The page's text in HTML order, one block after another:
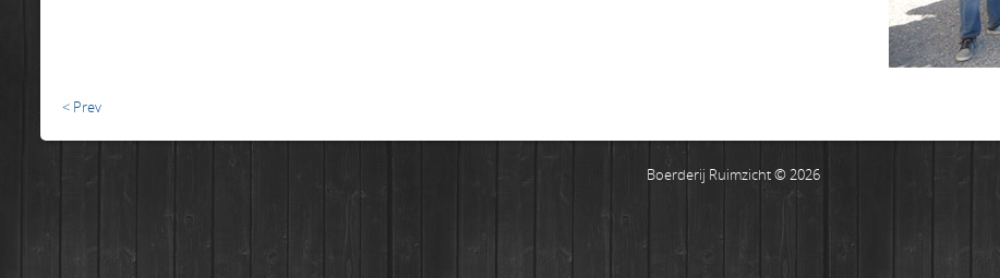
< Prev
Boerderij Ruimzicht © 2026